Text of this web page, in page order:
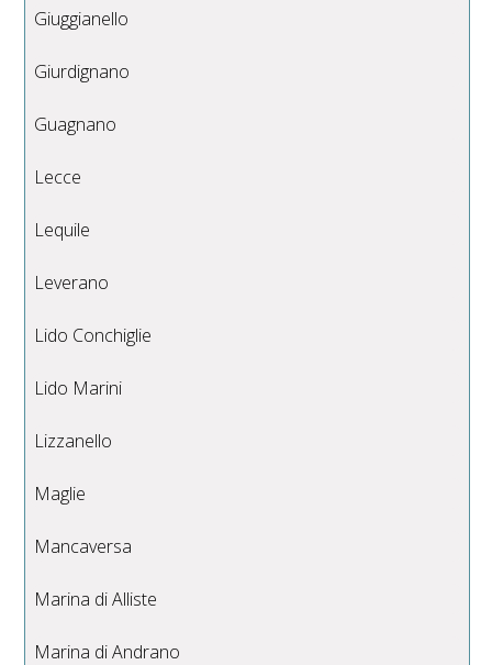
Giuggianello
Giurdignano
Guagnano
Lecce
Lequile
Leverano
Lido Conchiglie
Lido Marini
Lizzanello
Maglie
Mancaversa
Marina di Alliste
Marina di Andrano